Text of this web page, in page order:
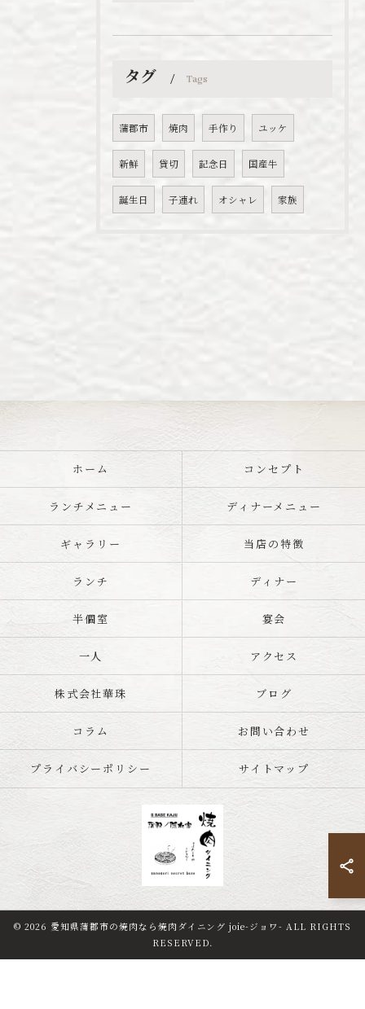
タグ Tags
蒲郡市 焼肉 手作り ユッケ
新鮮 貸切 記念日 国産牛
誕生日 子連れ オシャレ 家族
0533-79-4793 ご予約はこちら
ホーム コンセプト
ランチメニュー ディナーメニュー
ギャラリー 当店の特徴
ランチ ディナー
半個室 宴会
一人 アクセス
株式会社華珠 ブログ
コラム お問い合わせ
プライバシーポリシー サイトマップ
© 2026 愛知県蒲郡市の焼肉なら焼肉ダイニング joie-ジョワ- ALL RIGHTS
RESERVED.